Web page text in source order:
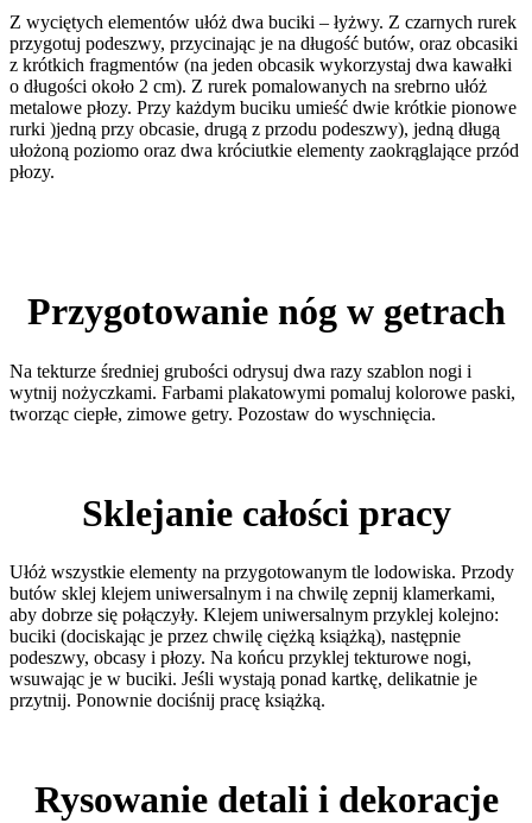
Z wyciętych elementów ułóż dwa buciki – łyżwy. Z czarnych rurek
przygotuj podeszwy, przycinając je na długość butów, oraz obcasiki
z krótkich fragmentów (na jeden obcasik wykorzystaj dwa kawałki
o długości około 2 cm). Z rurek pomalowanych na srebrno ułóż
metalowe płozy. Przy każdym buciku umieść dwie krótkie pionowe
rurki )jedną przy obcasie, drugą z przodu podeszwy), jedną długą
ułożoną poziomo oraz dwa króciutkie elementy zaokrąglające przód
płozy.
Przygotowanie nóg w getrach
Na tekturze średniej grubości odrysuj dwa razy szablon nogi i
wytnij nożyczkami. Farbami plakatowymi pomaluj kolorowe paski,
tworząc ciepłe, zimowe getry. Pozostaw do wyschnięcia.
Sklejanie całości pracy
Ułóż wszystkie elementy na przygotowanym tle lodowiska. Przody
butów sklej klejem uniwersalnym i na chwilę zepnij klamerkami,
aby dobrze się połączyły. Klejem uniwersalnym przyklej kolejno:
buciki (dociskając je przez chwilę ciężką książką), następnie
podeszwy, obcasy i płozy. Na końcu przyklej tekturowe nogi,
wsuwając je w buciki. Jeśli wystają ponad kartkę, delikatnie je
przytnij. Ponownie dociśnij pracę książką.
Rysowanie detali i dekoracje